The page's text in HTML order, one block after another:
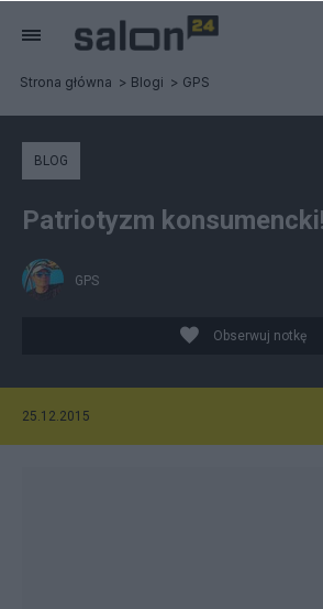
Strona główna Blogi GPS
BLOG
Patriotyzm konsumencki!
GPS
Obserwuj notkę
25.12.2015